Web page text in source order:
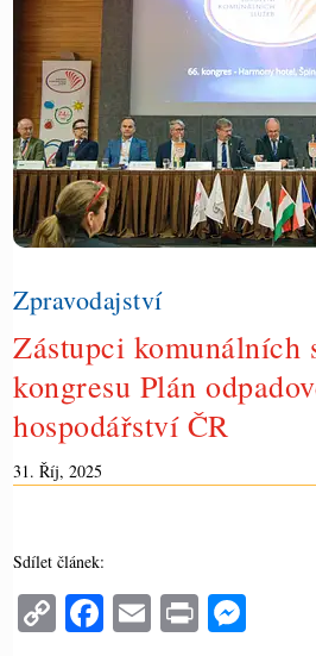
SVĚT
PERSPEKTIVA
ČASOPIS
Zpravodajství
Zástupci komunálních
kongresu Plán
hospodářství ČR
31. Říj, 2025
Sdílet článek:
C Fa E Pr